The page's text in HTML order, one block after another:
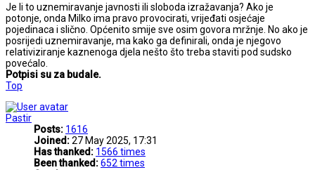
Je li to uznemiravanje javnosti ili sloboda izražavanja? Ako je
potonje, onda Milko ima pravo provocirati, vrijeđati osjećaje
pojedinaca i slično. Općenito smije sve osim govora mržnje. No ako je
posrijedi uznemiravanje, ma kako ga definirali, onda je njegovo
relativiziranje kaznenoga djela nešto što treba staviti pod sudsko
povećalo.
Potpisi su za budale.
Top
Pastir
Posts: 1616
Joined:27 May 2025, 17:31
Has thanked: 1566 times
Been thanked:652 times